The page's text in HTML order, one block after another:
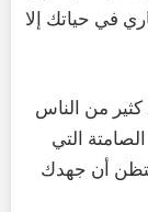
في حياتك إلا
كثير من الناس
التي
فتظن أن جهدك